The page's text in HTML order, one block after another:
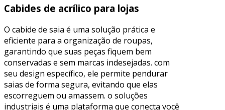
Cabides de acrílico para lojas
O cabide de saia é uma solução prática e
eficiente para a organização de roupas,
garantindo que suas peças fiquem bem
conservadas e sem marcas indesejadas. com
seu design específico, ele permite pendurar
saias de forma segura, evitando que elas
escorreguem ou amassem. o soluções
industriais é uma plataforma que conecta você